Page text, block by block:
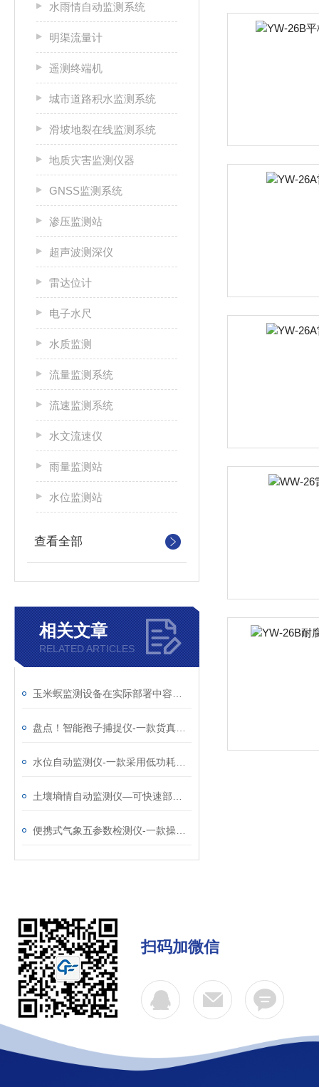
水雨情自动监测系统
明渠流量计
遥测终端机
城市道路积水监测系统
滑坡地裂在线监测系统
地质灾害监测仪器
GNSS监测系统
渗压监测站
超声波测深仪
雷达位计
电子水尺
水质监测
流量监测系统
流速监测系统
水文流速仪
雨量监测站
水位监测站
查看全部
相关文章
RELATED ARTICLES
扫码加微信